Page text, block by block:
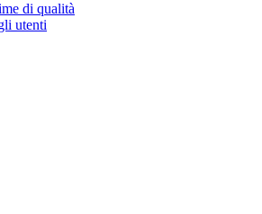
di qualità
utenti